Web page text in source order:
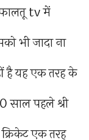
फालतू tv में
भी जादा ना
है यह एक तरह के
साल पहले श्री
एक तरह